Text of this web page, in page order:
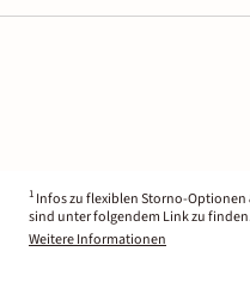
1 Infos zu flexiblen Storno-
sind unter folgendem Link zu
Weitere Informationen